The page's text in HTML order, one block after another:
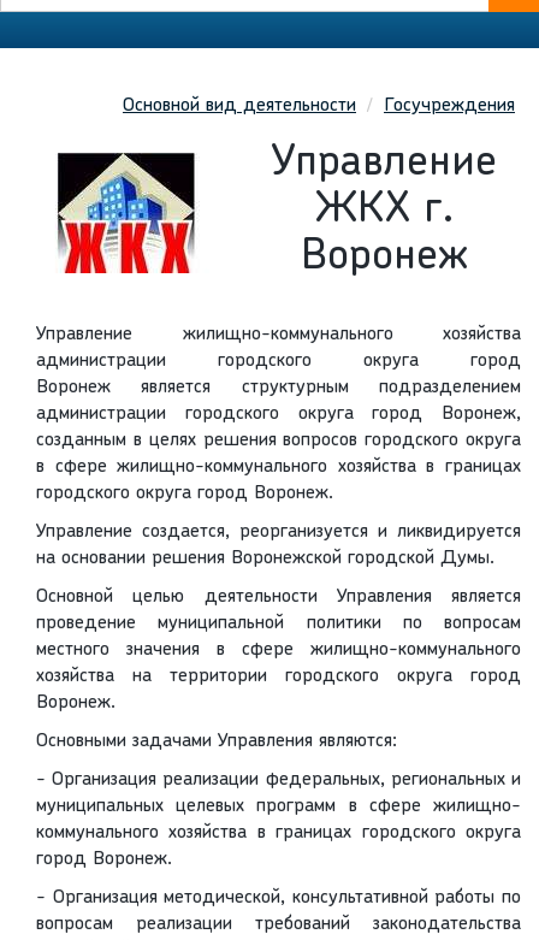
Основной вид деятельности Госучреждения
Управление
ЖКХ г.
Воронеж
Управление жилищно-коммунального хозяйства
администрации городского округа город
Воронеж является структурным подразделением
администрации городского округа город Воронеж,
созданным в целях решения вопросов городского округа
в сфере жилищно-коммунального хозяйства в границах
городского округа город Воронеж.
Управление создается, реорганизуется и ликвидируется
на основании решения Воронежской городской Думы.
Основной целью деятельности Управления является
проведение муниципальной политики по вопросам
местного значения в сфере жилищно-коммунального
хозяйства на территории городского округа город
Воронеж.
Основными задачами Управления являются:
- Организация реализации федеральных, региональных и
муниципальных целевых программ в сфере жилищно-
коммунального хозяйства в границах городского округа
город Воронеж.
- Организация методической, консультативной работы по
вопросам реализации требований законодательства